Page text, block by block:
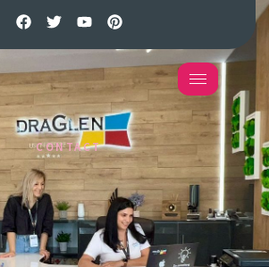
CONTACT